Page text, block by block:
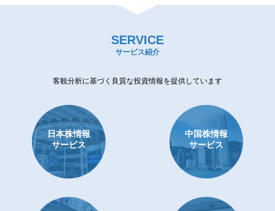
SERVICE
サービス紹介
客観分析に基づく良質な投資情報を提供しています
日本株情報
サービス
中国株情報
サービス